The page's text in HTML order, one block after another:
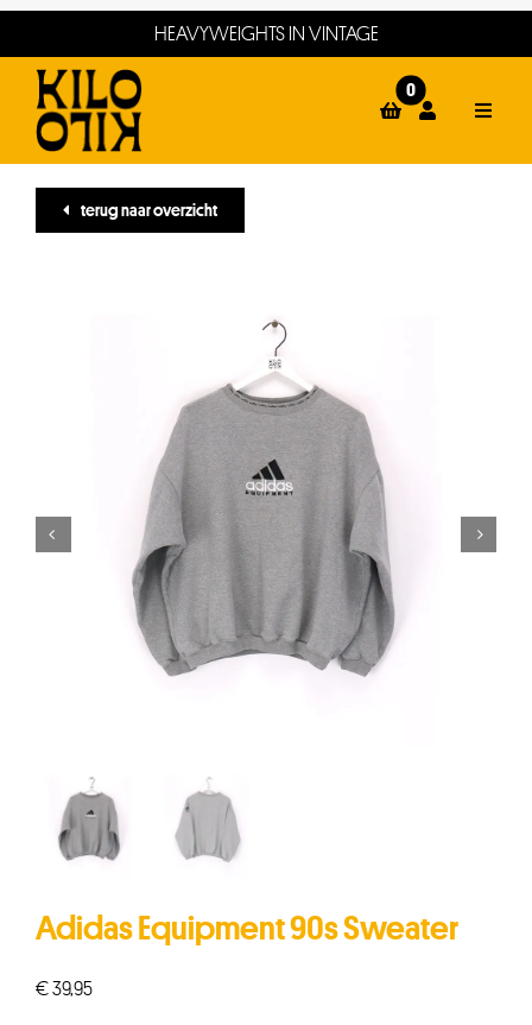
Ga
inhoud
HEAVYWEIGHTS IN VINTAGE
0
Toggle
home
webshop
terug naar overzicht
 
Adidas Equipment 90s Sweater
€39,95